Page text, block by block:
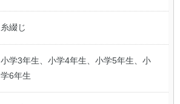
糸綴じ
小学3年生、小学4年生、小学5年生、小
学6年生